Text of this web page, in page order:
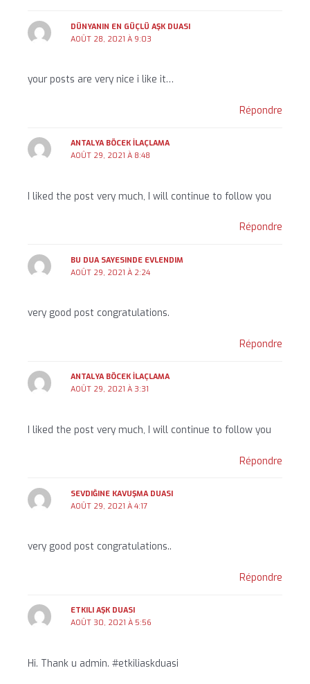
DÜNYANIN EN GÜÇLÜ AŞK DUASI
AOÛT 28, 2021 À 9:03
your posts are very nice i like it…
Répondre
ANTALYA BÖCEK İLAÇLAMA
AOÛT 29, 2021 À 8:48
I liked the post very much, I will continue to follow you
Répondre
BU DUA SAYESINDE EVLENDIM
AOÛT 29, 2021 À 2:24
very good post congratulations.
Répondre
ANTALYA BÖCEK İLAÇLAMA
AOÛT 29, 2021 À 3:31
I liked the post very much, I will continue to follow you
Répondre
SEVDIĞINE KAVUŞMA DUASI
AOÛT 29, 2021 À 4:17
very good post congratulations..
Répondre
ETKILI AŞK DUASI
AOÛT 30, 2021 À 5:56
Hi. Thank u admin. #etkiliaskduasi